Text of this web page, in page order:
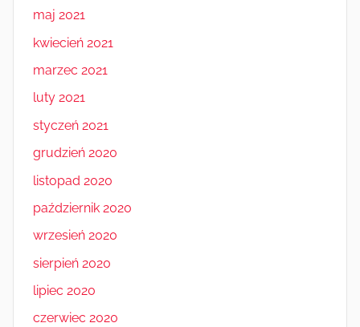
maj 2021
kwiecień 2021
marzec 2021
luty 2021
styczeń 2021
grudzień 2020
listopad 2020
październik 2020
wrzesień 2020
sierpień 2020
lipiec 2020
czerwiec 2020